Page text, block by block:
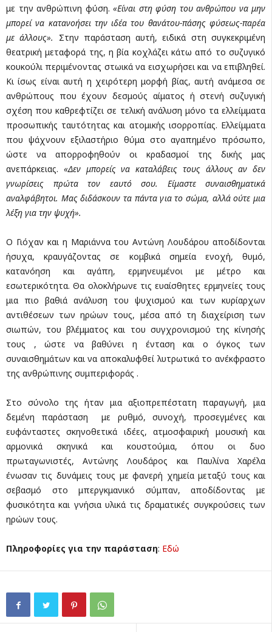
με την ανθρώπινη φύση. «Είναι στη φύση του ανθρώπου να μην
μπορεί να κατανοήσει την ιδέα του θανάτου-πάσης φύσεως-παρέα
με άλλους».
Στην παράσταση αυτή, ειδικά στη συγκεκριμένη
θεατρική μεταφορά της, η βία κοχλάζει κάτω από το συζυγικό
κουκούλι περιμένοντας στωικά να εισχωρήσει και να επιβληθεί.
Κι ίσως είναι αυτή η χειρότερη μορφή βίας, αυτή ανάμεσα σε
ανθρώπους που έχουν δεσμούς αίματος ή στενή συζυγική
σχέση που καθρεφτίζει σε τελική ανάλυση μόνο τα ελλείμματα
προσωπικής ταυτότητας και ατομικής ισορροπίας. Ελλείμματα
που ψάχνουν εξιλαστήριο θύμα στο αγαπημένο πρόσωπο,
ώστε να απορροφηθούν οι κραδασμοί της δικής μας
ανεπάρκειας. «Δεν μπορείς να καταλάβεις τους άλλους αν δεν
γνωρίσεις πρώτα τον εαυτό σου. Είμαστε συναισθηματικά
αναλφάβητοι. Μας διδάσκουν τα πάντα για το σώμα, αλλά ούτε μια
λέξη για την ψυχή».
Ο Γιόχαν και η Μαριάννα του Αντώνη Λουδάρου αποδίδονται
ήσυχα, κραυγάζοντας σε κομβικά σημεία ενοχή, θυμό,
κατανόηση και αγάπη, ερμηνευμένοι με μέτρο και
εσωτερικότητα. Θα ολοκλήρωνε τις ευαίσθητες ερμηνείες τους
μια πιο βαθιά ανάλυση του ψυχισμού και των κυρίαρχων
αντιθέσεων των ηρώων τους, μέσα από τη διαχείριση των
σιωπών, του βλέμματος και του συγχρονισμού της κίνησής
τους , ώστε να βαθύνει η ένταση και ο όγκος των
συναισθημάτων και να αποκαλυφθεί λυτρωτικά το ανέκφραστο
της ανθρώπινης συμπεριφοράς .
Στο σύνολο της ήταν μια αξιοπρεπέστατη παραγωγή, μια
δεμένη παράσταση με ρυθμό, συνοχή, προσεγμένες και
ευφάνταστες σκηνοθετικά ιδέες, ατμοσφαιρική μουσική και
αρμονικά σκηνικά και κουστούμια, όπου οι δυο
πρωταγωνιστές, Αντώνης Λουδάρος και Παυλίνα Χαρέλα
ένωσαν τις δυνάμεις τους με φανερή χημεία μεταξύ τους και
σεβασμό στο μπεργκμανικό σύμπαν, αποδίδοντας με
φυσικότητα και γνήσια υλικά τις δραματικές συγκρούσεις των
ηρώων τους.
Πληροφορίες για την παράσταση: Εδώ